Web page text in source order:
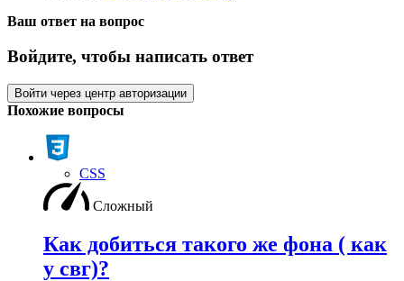
Ваш ответ на вопрос
Войдите, чтобы написать ответ
Войти через центр авторизации
Похожие вопросы
CSS
Сложный
Как добиться такого же фона ( как
у свг)?